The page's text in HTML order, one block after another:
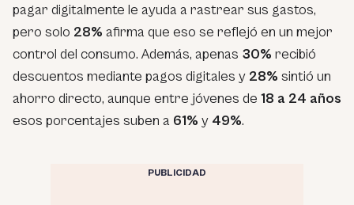
pagar digitalmente le ayuda a rastrear sus gastos,
pero solo 28% afirma que eso se reflejó en un mejor
control del consumo. Además, apenas 30% recibió
descuentos mediante pagos digitales y 28% sintió un
ahorro directo, aunque entre jóvenes de 18 a 24 años
esos porcentajes suben a 61% y 49%.
PUBLICIDAD